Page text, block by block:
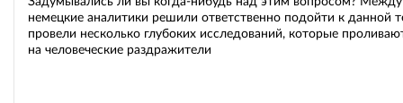
немецкие аналитики решили ответственно подойти к данной
провели несколько глубоких исследований, которые
на человеческие раздражители